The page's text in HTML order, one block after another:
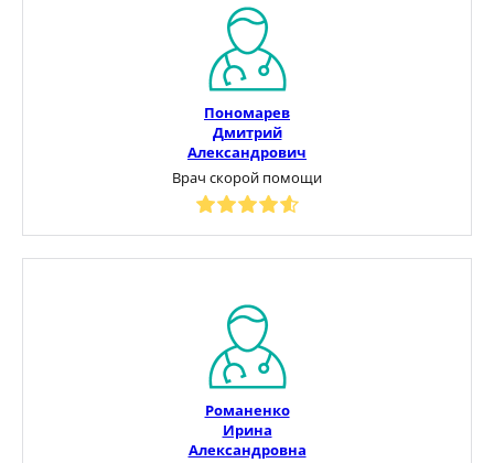
Пономарев
Дмитрий
Александрович
Врач скорой помощи
Романенко
Ирина
Александровна